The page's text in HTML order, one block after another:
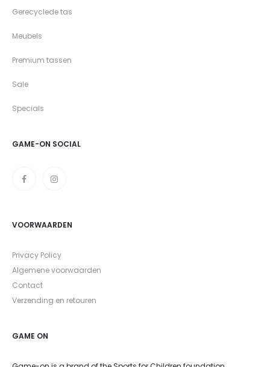
Gerecyclede tas
Meubels
Premium tassen
Sale
Specials
GAME-ON SOCIAL
VOORWAARDEN
Privacy Policy
Algemene voorwaarden
Contact
Verzending en retouren
GAME ON